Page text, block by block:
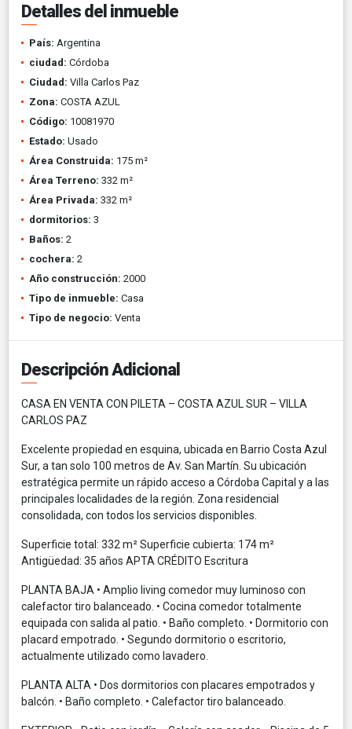
Detalles del inmueble
País: Argentina
ciudad: Córdoba
Ciudad: Villa Carlos Paz
Zona: COSTA AZUL
Código: 10081970
Estado: Usado
Área Construida: 175 m²
Área Terreno: 332 m²
Área Privada: 332 m²
dormitorios: 3
Baños: 2
cochera: 2
Año construcción: 2000
Tipo de inmueble: Casa
Tipo de negocio: Venta
Descripción Adicional
CASA EN VENTA CON PILETA – COSTA AZUL SUR – VILLA
CARLOS PAZ
Excelente propiedad en esquina, ubicada en Barrio Costa Azul
Sur, a tan solo 100 metros de Av. San Martín. Su ubicación
estratégica permite un rápido acceso a Córdoba Capital y a las
principales localidades de la región. Zona residencial
consolidada, con todos los servicios disponibles.
Superficie total: 332 m² Superficie cubierta: 174 m²
Antigüedad: 35 años APTA CRÉDITO Escritura
PLANTA BAJA • Amplio living comedor muy luminoso con
calefactor tiro balanceado. • Cocina comedor totalmente
equipada con salida al patio. • Baño completo. • Dormitorio con
placard empotrado. • Segundo dormitorio o escritorio,
actualmente utilizado como lavadero.
PLANTA ALTA • Dos dormitorios con placares empotrados y
balcón. • Baño completo. • Calefactor tiro balanceado.